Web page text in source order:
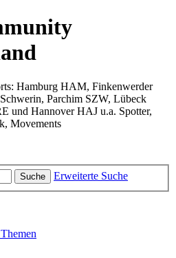
Hamburg HAM, Finkenwerder
Parchim SZW, Lübeck
und Hannover HAJ u.a. Spotter,
Movements
Suche Erweiterte Suche